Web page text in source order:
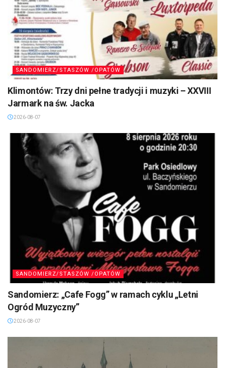
SANDOMIERZ/STASZÓW /OPATÓW
Klimontów: Trzy dni pełne tradycji i muzyki – XXVIII
Jarmark na św. Jacka
2026-08-07
SANDOMIERZ/STASZÓW /OPATÓW
Sandomierz: „Cafe Fogg” w ramach cyklu „Letni
Ogród Muzyczny”
2026-08-07